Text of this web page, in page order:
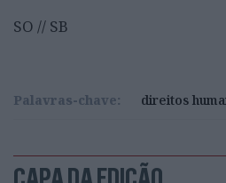
SO // SB
Palavras-chave: direitos